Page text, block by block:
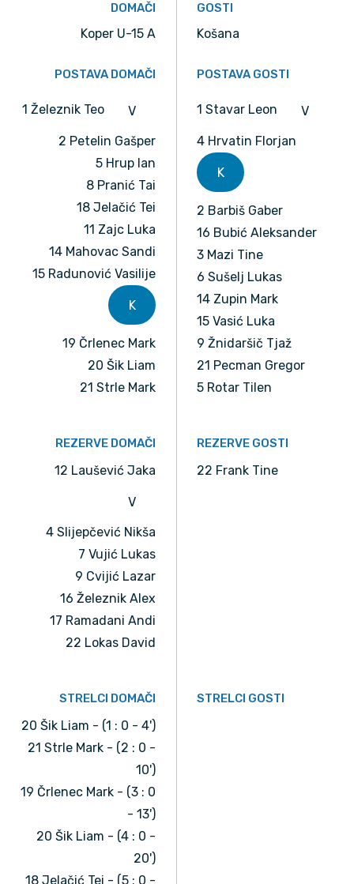
DOMAČI
Koper U-15 A
GOSTI
Košana
POSTAVA DOMAČI
1 Železnik Teo V
2 Petelin Gašper
5 Hrup Ian
8 Pranić Tai
18 Jelačić Tei
11 Zajc Luka
14 Mahovac Sandi
15 Radunović Vasilije
K
19 Črlenec Mark
20 Šik Liam
21 Strle Mark
POSTAVA GOSTI
1 Stavar Leon V
4 Hrvatin Florjan
K
2 Barbiš Gaber
16 Bubić Aleksander
3 Mazi Tine
6 Sušelj Lukas
14 Zupin Mark
15 Vasić Luka
9 Žnidaršič Tjaž
21 Pecman Gregor
5 Rotar Tilen
REZERVE DOMAČI
12 Laušević Jaka
V
4 Slijepčević Nikša
7 Vujić Lukas
9 Cvijić Lazar
16 Železnik Alex
17 Ramadani Andi
22 Lokas David
REZERVE GOSTI
22 Frank Tine
STRELCI DOMAČI
20 Šik Liam - (1 : 0 - 4')
21 Strle Mark - (2 : 0 -
10')
19 Črlenec Mark - (3 : 0
- 13')
20 Šik Liam - (4 : 0 -
20')
18 Jelačić Tei - (5 : 0 -
STRELCI GOSTI